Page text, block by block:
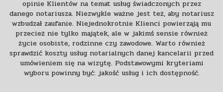
opinie Klientów na temat usług świadczonych przez
danego notariusza. Niezwykle ważne jest też, aby notariusz
wzbudzał zaufanie. Niejednokrotnie Klienci powierzają mu
przecież nie tylko majątek, ale w jakimś sensie również
życie osobiste, rodzinne czy zawodowe. Warto również
sprawdzić koszty usług notarialnych danej kancelarii przed
umówieniem się na wizytę. Podstawowymi kryteriami
wyboru powinny być: jakość usług i ich dostępność.